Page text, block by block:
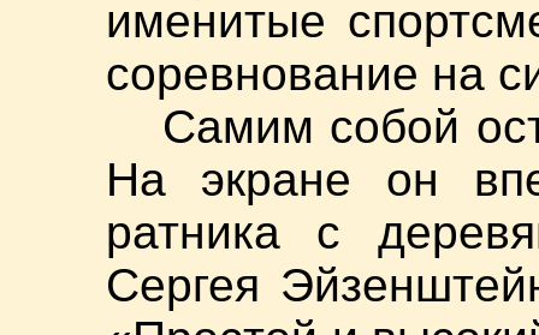
именитые
соревнование на
Самим собой
На экране он
ратника с
Сергея